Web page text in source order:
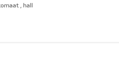
, hall